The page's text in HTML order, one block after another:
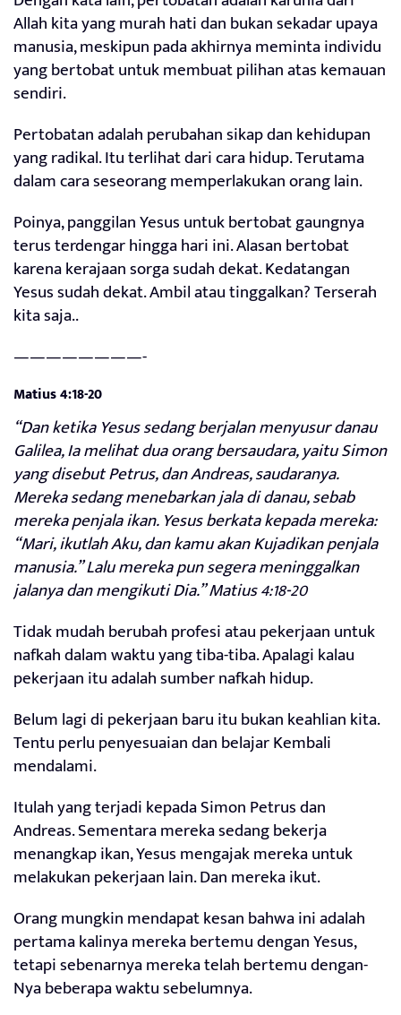
Allah kita yang murah hati dan bukan sekadar upaya
manusia, meskipun pada akhirnya meminta individu
yang bertobat untuk membuat pilihan atas kemauan
sendiri.
Pertobatan adalah perubahan sikap dan kehidupan
yang radikal. Itu terlihat dari cara hidup. Terutama
dalam cara seseorang memperlakukan orang lain.
Poinya, panggilan Yesus untuk bertobat gaungnya
terus terdengar hingga hari ini. Alasan bertobat
karena kerajaan sorga sudah dekat. Kedatangan
Yesus sudah dekat. Ambil atau tinggalkan? Terserah
kita saja..
————————-
Matius 4:18-20
“Dan ketika Yesus sedang berjalan menyusur danau
Galilea, Ia melihat dua orang bersaudara, yaitu Simon
yang disebut Petrus, dan Andreas, saudaranya.
Mereka sedang menebarkan jala di danau, sebab
mereka penjala ikan. Yesus berkata kepada mereka:
“Mari, ikutlah Aku, dan kamu akan Kujadikan penjala
manusia.” Lalu mereka pun segera meninggalkan
jalanya dan mengikuti Dia.” Matius 4:18-20
Tidak mudah berubah profesi atau pekerjaan untuk
nafkah dalam waktu yang tiba-tiba. Apalagi kalau
pekerjaan itu adalah sumber nafkah hidup.
Belum lagi di pekerjaan baru itu bukan keahlian kita.
Tentu perlu penyesuaian dan belajar Kembali
mendalami.
Itulah yang terjadi kepada Simon Petrus dan
Andreas. Sementara mereka sedang bekerja
menangkap ikan, Yesus mengajak mereka untuk
melakukan pekerjaan lain. Dan mereka ikut.
Orang mungkin mendapat kesan bahwa ini adalah
pertama kalinya mereka bertemu dengan Yesus,
tetapi sebenarnya mereka telah bertemu dengan-
Nya beberapa waktu sebelumnya.